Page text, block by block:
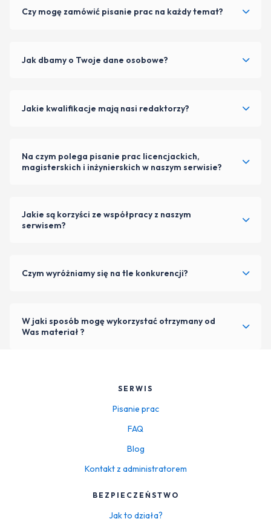
Czy mogę zamówić pisanie prac na każdy temat?
Jak dbamy o Twoje dane osobowe?
Jakie kwalifikacje mają nasi redaktorzy?
Na czym polega pisanie prac licencjackich,
magisterskich i inżynierskich w naszym serwisie?
Jakie są korzyści ze współpracy z naszym
serwisem?
Czym wyróżniamy się na tle konkurencji?
W jaki sposób mogę wykorzystać otrzymany od
Was materiał ?
SERWIS
Pisanie prac
FAQ
Blog
Kontakt z administratorem
BEZPIECZEŃSTWO
Jak to działa?